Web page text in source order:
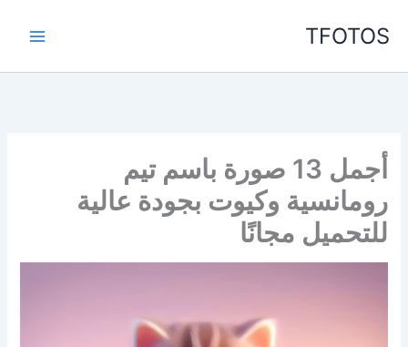
TFOTOS
أجمل 13 صورة باسم تيم
رومانسية وكيوت بجودة عالية
للتحميل مجانًا